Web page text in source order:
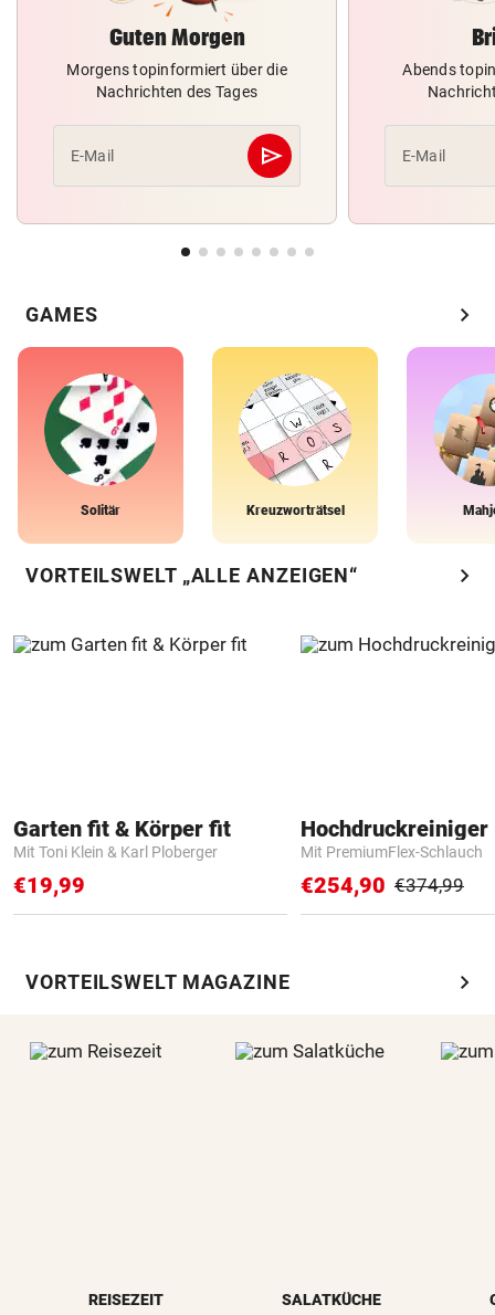
Guten Morgen
Morgens topinformiert über die
Nachrichten des Tages
E-Mail send
Abschicken
Abends
E-Mail
GAMES chevron_right
Solitär Kreuzworträtsel
VORTEILSWELT „ALLE ANZEIGEN“ chevron_right
Garten fit & Körper fit
Mit Toni Klein & Karl Ploberger
€19,99
Hochdruckreiniger
Mit PremiumFlex-Schlauch
€254,90 €374,99
VORTEILSWELT MAGAZINE chevron_right
REISEZEIT SALATKÜCHE